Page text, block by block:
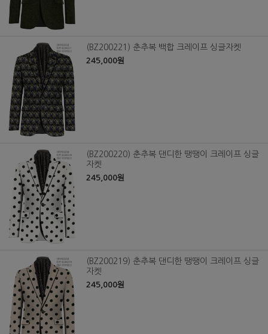
(BZ200221) 춘추복 백합 크레이프 싱글자켓
245,000원
(BZ200220) 춘추복 댄디한 땡땡이 크레이프 싱글
자켓
245,000원
(BZ200219) 춘추복 댄디한 땡땡이 크레이프 싱글
자켓
245,000원